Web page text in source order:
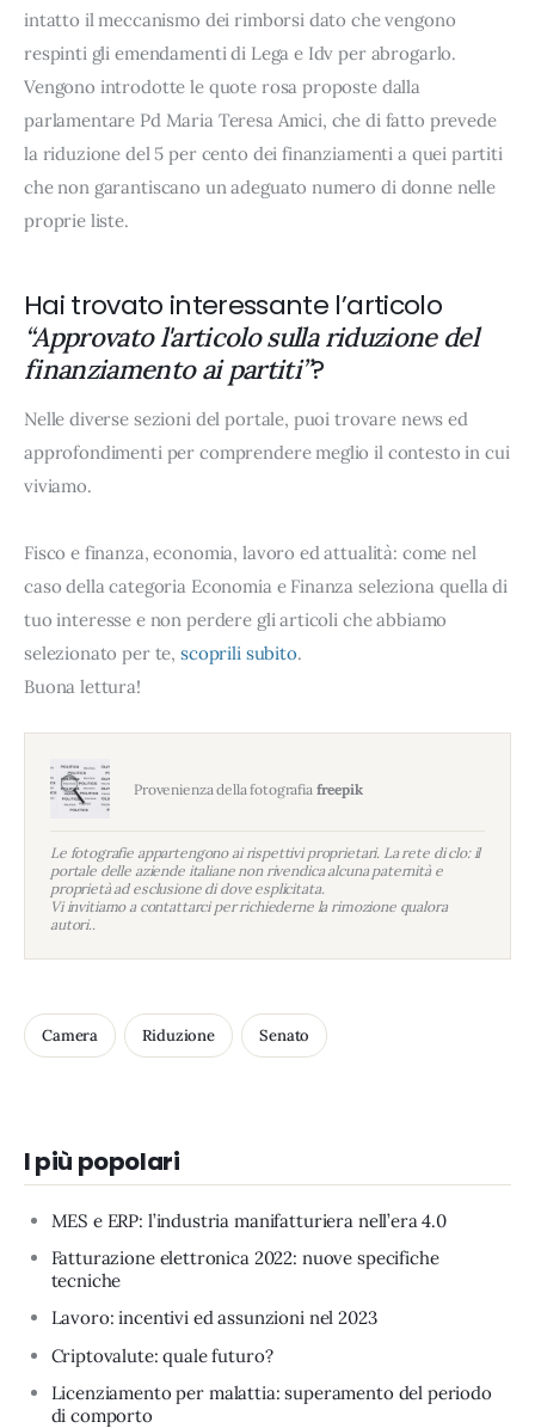
intatto il meccanismo dei rimborsi dato che vengono
respinti gli emendamenti di Lega e Idv per abrogarlo.
Vengono introdotte le quote rosa proposte dalla
parlamentare Pd Maria Teresa Amici, che di fatto prevede
la riduzione del 5 per cento dei finanziamenti a quei partiti
che non garantiscano un adeguato numero di donne nelle
proprie liste.
Hai trovato interessante l’articolo
“Approvato l'articolo sulla riduzione del
finanziamento ai partiti”?
Nelle diverse sezioni del portale, puoi trovare news ed
approfondimenti per comprendere meglio il contesto in cui
viviamo.
Fisco e finanza, economia, lavoro ed attualità: come nel
caso della categoria Economia e Finanza seleziona quella di
tuo interesse e non perdere gli articoli che abbiamo
selezionato per te, scoprili subito.
Buona lettura!
Provenienza della fotografia freepik
Le fotografie appartengono ai rispettivi proprietari. La rete di clo: il
portale delle aziende italiane non rivendica alcuna paternità e
proprietà ad esclusione di dove esplicitata.
Vi invitiamo a contattarci per richiederne la rimozione qualora
autori..
Camera Riduzione Senato
I più popolari
MES e ERP: l’industria manifatturiera nell’era 4.0
Fatturazione elettronica 2022: nuove specifiche
tecniche
Lavoro: incentivi ed assunzioni nel 2023
Criptovalute: quale futuro?
Licenziamento per malattia: superamento del periodo
di comporto